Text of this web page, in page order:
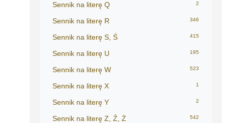
Sennik na literę Q 2
Sennik na literę R 346
Sennik na literę S, Ś 415
Sennik na literę U 195
Sennik na literę W 523
Sennik na literę X 1
Sennik na literę Y 2
Sennik na literę Z, Ź, Ż 542